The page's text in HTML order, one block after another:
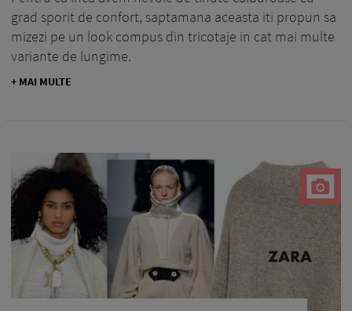
grad sporit de confort, saptamana aceasta iti propun sa
mizezi pe un look compus din tricotaje in cat mai multe
variante de lungime.
+ MAI MULTE